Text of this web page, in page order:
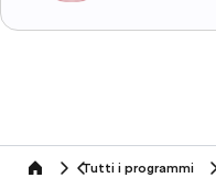
home Tutti i programmi